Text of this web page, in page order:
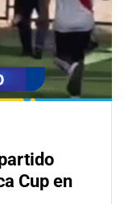
Cup en